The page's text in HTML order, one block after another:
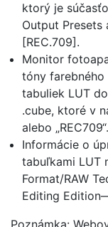
ktorý je
Output
[REC.709].
Monitor
tóny farebného
tabuliek LUT
.cube, ktoré v
alebo „REC709“.
Informácie o
tabuľkami LUT
Format/RAW
Editing
Poznámka: